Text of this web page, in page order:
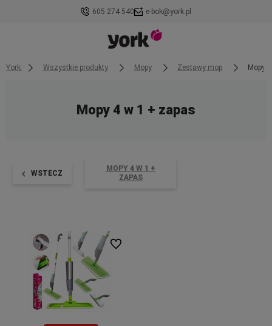
605 274 540 e-bok@york.pl
York Wszystkie produkty Mopy Zestawy mop Mopy
Mopy 4 w 1 + zapas
WSTECZ
MOPY 4 W 1 +
ZAPAS
Do ulubionych